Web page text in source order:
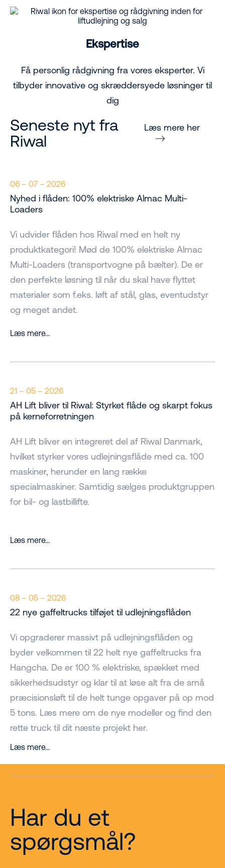
Ekspertise
Få personlig rådgivning fra vores eksperter. Vi
tilbyder innovative og skræddersyede løsninger til
dig
Seneste nyt fra
Riwal
Læs mere her
06 – 07 – 2026
Nyhed i flåden: 100% elektriske Almac Multi-
Loaders
Vi udvider flåden hos Riwal med en helt ny
produktkategori! Mød de 100% elektriske Almac
Multi-Loaders (transportvogne på bælter). De er
den perfekte løsning til når du skal have flyttet
materialer som f.eks. løft af stål, glas, eventudstyr
og meget andet.
Læs mere…
21 – 05 – 2026
AH Lift bliver til Riwal: Styrket flåde og skarpt fokus
på kerneforretningen
AH Lift bliver en integreret del af Riwal Danmark,
hvilket styrker vores udlejningsflåde med ca. 100
maskiner, herunder en lang række
specialmaskiner. Samtidig sælges produktgruppen
for bil- og lastbillifte.
Læs mere…
08 – 05 – 2026
22 nye gaffeltrucks tilføjet til udlejningsflåden
Vi opgraderer massivt på udlejningsflåden og
byder velkommen til 22 helt nye gaffeltrucks fra
Hangcha. De er 100 % elektriske, spækket med
sikkerhedsudstyr og klar til at løse alt fra de små
præcisionsløft til de helt tunge opgaver på op mod
5 tons. Læs mere om de nye modeller og find den
rette truck til dit næste projekt her.
Læs mere…
Har du et
spørgsmål?